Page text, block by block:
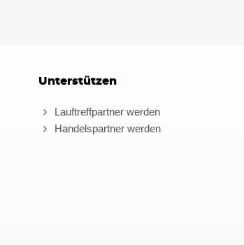
Unterstützen
Lauftreffpartner werden
Handelspartner werden